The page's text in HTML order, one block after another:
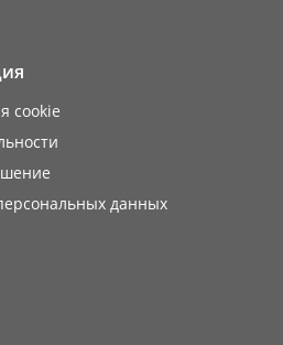
cookie
данных